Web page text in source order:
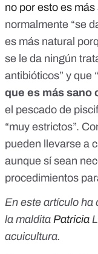
no por esto es
normalmente “se
es más natural
se le da ningún
antibióticos” y que
que es más sano
el pescado de
“muy estrictos”.
pueden llevarse a
aunque sí sean
procedimientos
En este artículo ha
la maldita Patricia
acuicultura.